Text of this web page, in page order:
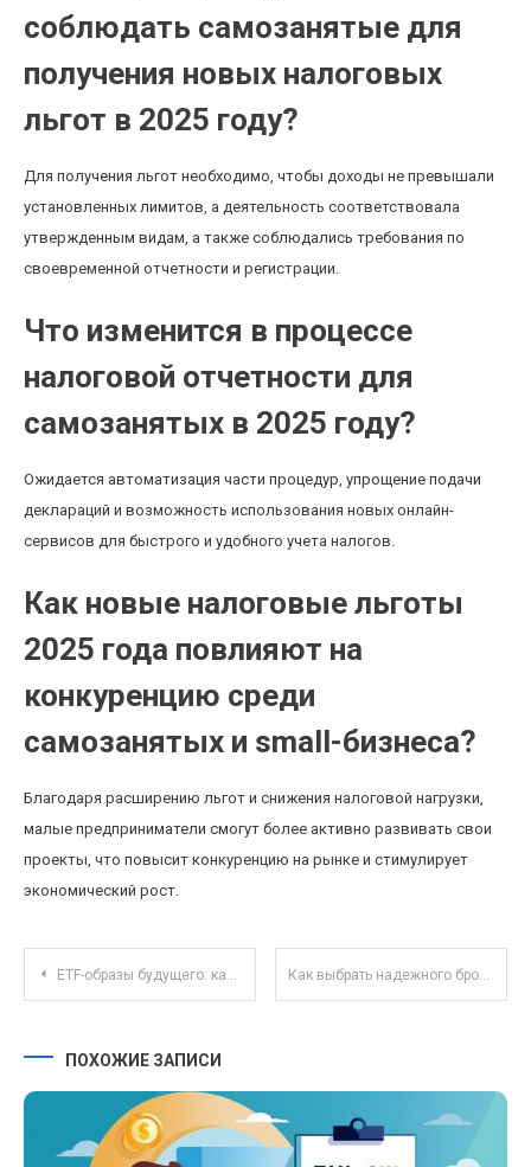
соблюдать самозанятые для
получения новых налоговых
льгот в 2025 году?
Для получения льгот необходимо, чтобы доходы не превышали
установленных лимитов, а деятельность соответствовала
утвержденным видам, а также соблюдались требования по
своевременной отчетности и регистрации.
Что изменится в процессе
налоговой отчетности для
самозанятых в 2025 году?
Ожидается автоматизация части процедур, упрощение подачи
деклараций и возможность использования новых онлайн-
сервисов для быстрого и удобного учета налогов.
Как новые налоговые льготы
2025 года повлияют на
конкуренцию среди
самозанятых и small-бизнеса?
Благодаря расширению льгот и снижения налоговой нагрузки,
малые предприниматели смогут более активно развивать свои
проекты, что повысит конкуренцию на рынке и стимулирует
экономический рост.
Навигация по записям
ETF-образы будущего: как технология блокчейн меняет структуру и безопасность фондов Как выбрать надежного брокера: советы и основные критерии безопасности инвестиций
ПОХОЖИЕ ЗАПИСИ